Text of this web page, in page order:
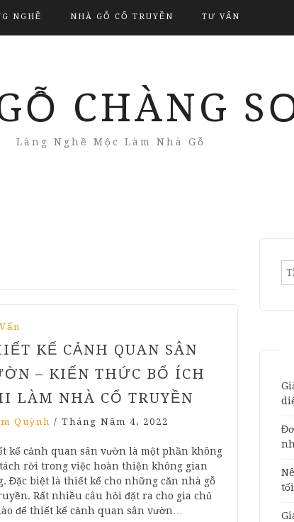
NGHỀ NHÀ GỖ CỔ TRUYỀN TƯ VẤN
CHÀNG
Làng Nghề Mộc Làm Nhà Gỗ
KẾ CẢNH QUAN SÂN
– KIẾN THỨC BỔ ÍCH
LÀM NHÀ CỔ TRUYỀN
Quỳnh / Tháng Năm 4, 2022
kế cảnh quan sân vườn là một phần không
rời trong việc hoàn thiện không gian
Đặc biệt là thiết kế cho những căn nhà gỗ
Rất nhiều câu hỏi đặt ra cho gia chủ
để thiết kế cảnh quan sân vườn…